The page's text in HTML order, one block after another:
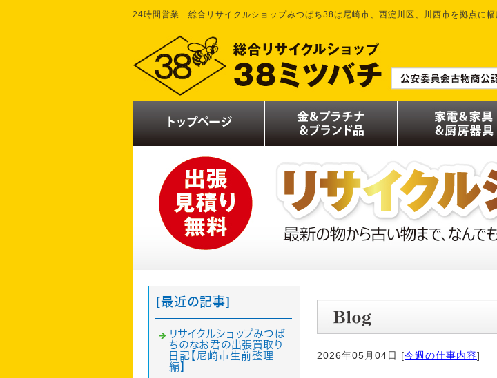
24時間営業 総合リサイクルショップみつばち38は尼崎市、西淀川区、川西市を拠点に幅
2026年05月04日 [今週の仕事内容]
[最近の記事]
リサイクルショップみつば
ちのなお君の出張買取り
日記【尼崎市生前整理
編】